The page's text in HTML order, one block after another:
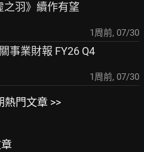
之羽》續作有望
1周前, 07/30
事業財報 FY26 Q4
1周前, 07/30
熱門文章 >>